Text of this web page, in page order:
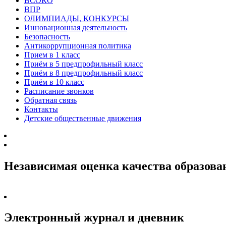
ВПР
ОЛИМПИАДЫ, КОНКУРСЫ
Инновационная деятельность
Безопасность
Антикоррупционная политика
Прием в 1 класс
Приём в 5 предпрофильный класс
Приём в 8 предпрофильный класс
Приём в 10 класс
Расписание звонков
Обратная связь
Контакты
Детские общественные движения
Независимая оценка качества
Электронный журнал и дневник